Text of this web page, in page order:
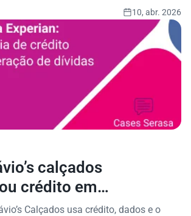
10, abr. 2026
calçados
crédito em
e escalou a
Calçados usa crédito, dados e o